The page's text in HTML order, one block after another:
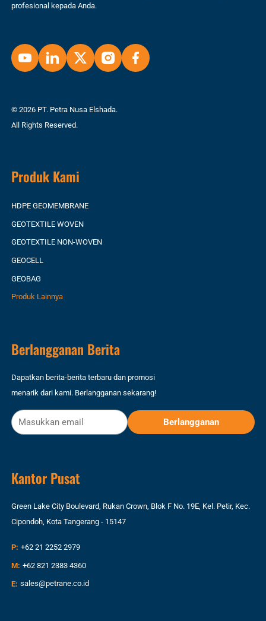
profesional kepada Anda.
© 2026 PT. Petra Nusa Elshada.
All Rights Reserved.
Produk Kami
HDPE GEOMEMBRANE
GEOTEXTILE WOVEN
GEOTEXTILE NON-WOVEN
GEOCELL
GEOBAG
Produk Lainnya
Berlangganan Berita
Dapatkan berita-berita terbaru dan promosi
menarik dari kami. Berlangganan sekarang!
Kantor Pusat
Green Lake City Boulevard, Rukan Crown, Blok F No. 19E, Kel. Petir, Kec.
Cipondoh, Kota Tangerang - 15147
P: +62 21 2252 2979
M: +62 821 2383 4360
E: sales@petrane.co.id